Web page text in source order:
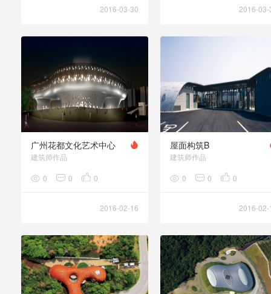
2016-03-30 2016-
广州花都文化艺术中心
建筑师作品
0 0 0
2016-02-16
屋面构筑B
建筑师作品
0 0 0
2016-